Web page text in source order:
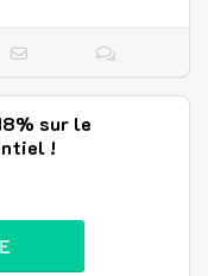
sur le
!